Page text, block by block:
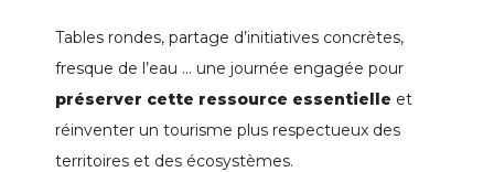
Tables rondes, partage d’initiatives concrètes,
fresque de l’eau … une journée engagée pour
préserver cette ressource essentielle et
réinventer un tourisme plus respectueux des
territoires et des écosystèmes.